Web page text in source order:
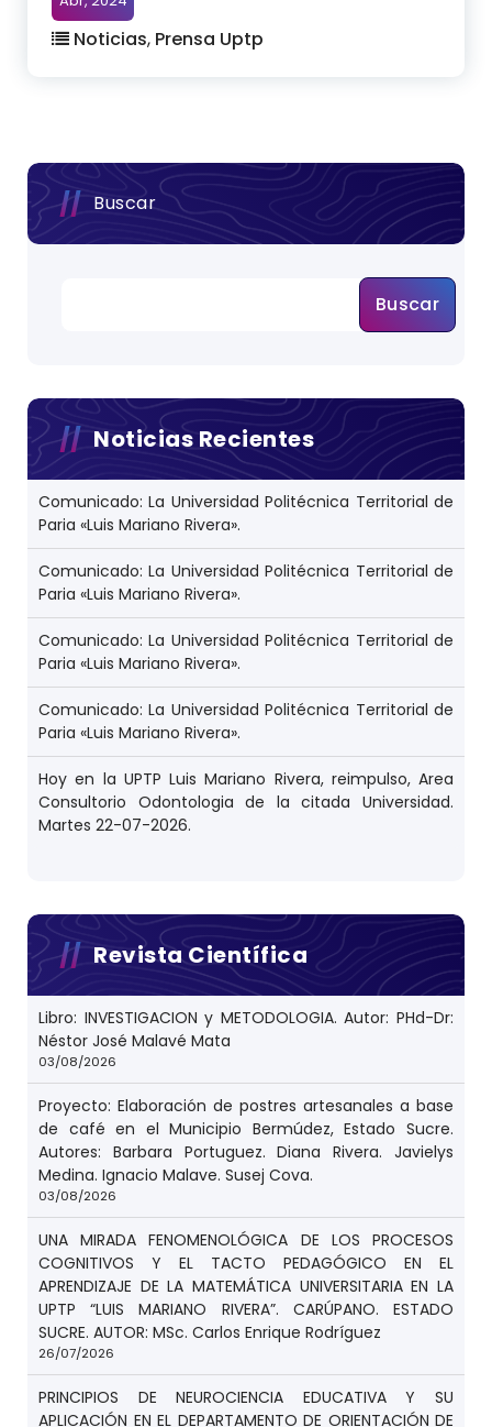
Noticias, Prensa Uptp
Buscar
Buscar
Noticias Recientes
Comunicado: La Universidad Politécnica Territorial de
Paria «Luis Mariano Rivera».
Comunicado: La Universidad Politécnica Territorial de
Paria «Luis Mariano Rivera».
Comunicado: La Universidad Politécnica Territorial de
Paria «Luis Mariano Rivera».
Comunicado: La Universidad Politécnica Territorial de
Paria «Luis Mariano Rivera».
Hoy en la UPTP Luis Mariano Rivera, reimpulso, Area
Consultorio Odontologia de la citada Universidad.
Martes 22-07-2026.
Revista Científica
Libro: INVESTIGACION y METODOLOGIA. Autor: PHd-Dr:
Néstor José Malavé Mata
03/08/2026
Proyecto: Elaboración de postres artesanales a base
de café en el Municipio Bermúdez, Estado Sucre.
Autores: Barbara Portuguez. Diana Rivera. Javielys
Medina. Ignacio Malave. Susej Cova.
03/08/2026
UNA MIRADA FENOMENOLÓGICA DE LOS PROCESOS
COGNITIVOS Y EL TACTO PEDAGÓGICO EN EL
APRENDIZAJE DE LA MATEMÁTICA UNIVERSITARIA EN LA
UPTP “LUIS MARIANO RIVERA”. CARÚPANO. ESTADO
SUCRE. AUTOR: MSc. Carlos Enrique Rodríguez
26/07/2026
PRINCIPIOS DE NEUROCIENCIA EDUCATIVA Y SU
APLICACIÓN EN EL DEPARTAMENTO DE ORIENTACIÓN DE